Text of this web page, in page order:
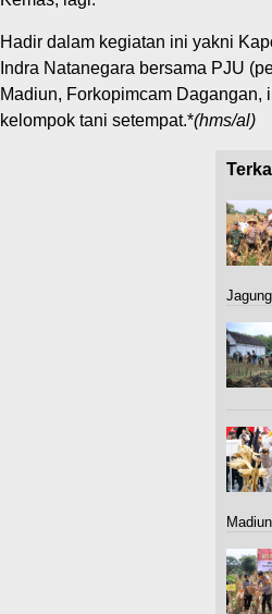
Hadir dalam kegiatan ini yakni
Indra Natanegara bersama PJU
Madiun, Forkopimcam Dagangan,
kelompok tani setempat.*(hms/al)
Jagung
Madiun